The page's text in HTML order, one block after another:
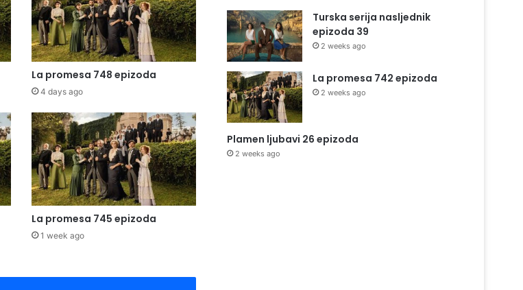
La promesa 748 epizoda
4 days ago
La promesa 745 epizoda
1 week ago
Turska serija nasljednik
epizoda 39
2 weeks ago
La promesa 742 epizoda
2 weeks ago
Plamen ljubavi 26 epizoda
2 weeks ago